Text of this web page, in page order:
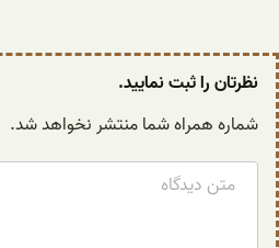
نظرتان را ثبت نمایید.
شماره همراه شما منتشر نخواهد شد.